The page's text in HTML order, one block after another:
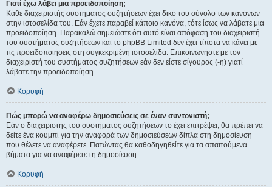
Γιατί έχω λάβει μια προειδοποίηση;
Κάθε διαχειριστής συστήματος συζητήσεων έχει δικό του σύνολο των κανόνων
στην ιστοσελίδα του. Εάν έχετε παραβεί κάποιο κανόνα, τότε ίσως να λάβατε μια
προειδοποίηση. Παρακαλώ σημειώστε ότι αυτό είναι απόφαση του διαχειριστή
του συστήματος συζητήσεων και το phpBB Limited δεν έχει τίποτα να κάνει με
τις προειδοποιήσεις στη συγκεκριμένη ιστοσελίδα. Επικοινωνήστε με τον
διαχειριστή του συστήματος συζητήσεων εάν δεν είστε σίγουρος (-η) γιατί
λάβατε την προειδοποίηση.
Κορυφή
Πώς μπορώ να αναφέρω δημοσιεύσεις σε έναν συντονιστή;
Εάν ο διαχειριστής του συστήματος συζητήσεων το έχει επιτρέψει, θα πρέπει να
δείτε ένα κουμπί για την αναφορά των δημοσιεύσεων δίπλα στη δημοσίευση
που θέλετε να αναφέρετε. Πατώντας θα καθοδηγηθείτε για τα απαιτούμενα
βήματα για να αναφέρετε τη δημοσίευση.
Κορυφή